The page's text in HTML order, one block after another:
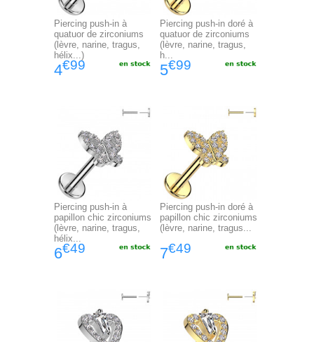
Piercing push-in à
quatuor de zirconiums
(lèvre, narine, tragus,
hélix...)
4€99
Piercing push-in doré à
quatuor de zirconiums
(lèvre, narine, tragus,
h...
5€99
Piercing push-in à
papillon chic zirconiums
(lèvre, narine, tragus,
hélix...
6€49
Piercing push-in doré à
papillon chic zirconiums
(lèvre, narine, tragus...
7€49